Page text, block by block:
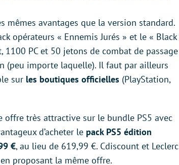
mêmes avantages que la version standard.
opérateurs « Ennemis Jurés » et le « Black
1100 PC et 50 jetons de combat de passage
(peu importe laquelle). Il faut par ailleurs
sur les boutiques officielles (PlayStation,
offre très attractive sur le bundle PS5 avec
d’acheter le pack PS5 édition
€, au lieu de 619,99 €. Cdiscount et Leclerc
proposant la même offre.